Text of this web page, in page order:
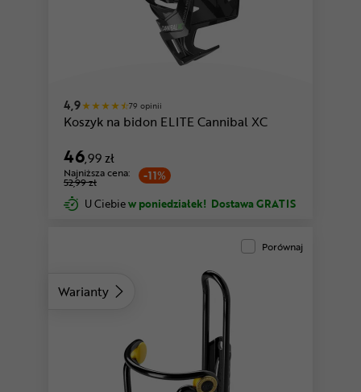
4,9 79 opinii
Koszyk na bidon ELITE Cannibal XC
46,99 zł
-11%
Najniższa cena:
52,99 zł
U Ciebiew poniedziałek! Dostawa GRATIS
Warianty
Porównaj